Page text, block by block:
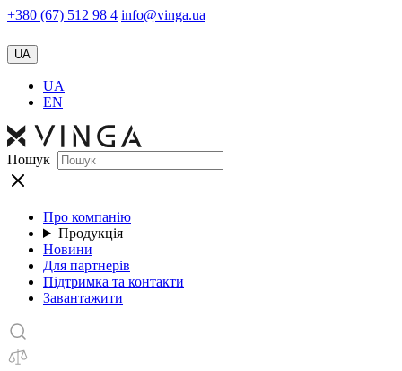
+380 (67) 512 98 4 info@vinga.ua
UA
UA
EN
Пошук
Про компанію
Продукція
Новини
Для партнерів
Підтримка та контакти
Завантажити